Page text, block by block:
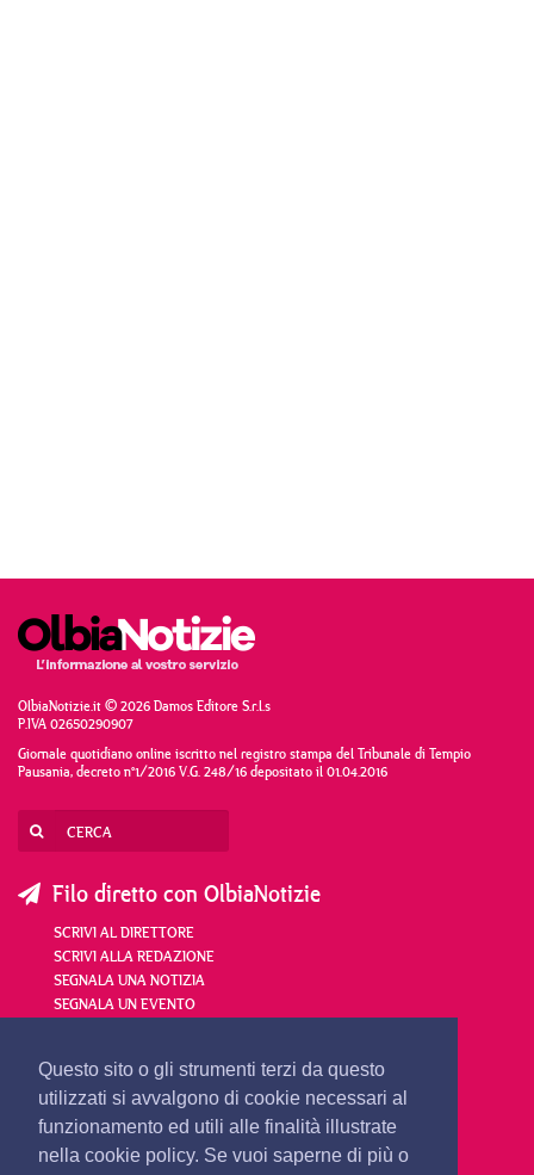
Questo sito o gli strumenti terzi da questo
utilizzati si avvalgono di cookie necessari al
funzionamento ed utili alle finalità illustrate
nella cookie policy. Se vuoi saperne di più o
OlbiaNotizie.it © 2026 Damos Editore S.r.l.s
P.IVA 02650290907
Giornale quotidiano online iscritto nel registro stampa del Tribunale di Tempio
Pausania, decreto n°1/2016 V.G. 248/16 depositato il 01.04.2016
Filo diretto con OlbiaNotizie
SCRIVI AL DIRETTORE
SCRIVI ALLA REDAZIONE
SEGNALA UNA NOTIZIA
SEGNALA UN EVENTO
redazione@olbianotizie.it